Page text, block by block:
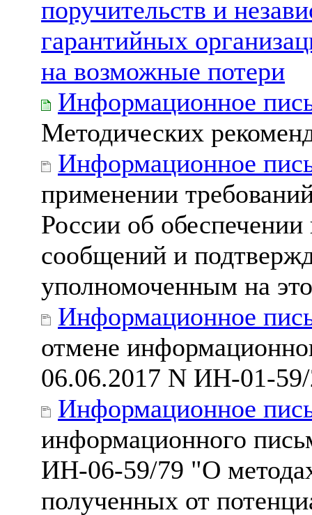
поручительств и
гарантийных
на возможные потери
Информационное
Методических
Информационное
применении
России об
сообщений и
уполномоченным на
Информационное
отмене
06.06.2017 N ИН-01-
Информационное
информационного
ИН-06-59/79 "О
полученных от